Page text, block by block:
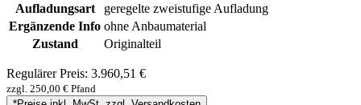
Aufladungsart
geregelte zweistufige Aufladung
Ergänzende Info ohne Anbaumaterial
Zustand
Originalteil
Regulärer Preis: 3.960,51 €
zzgl. 250,00 € Pfand